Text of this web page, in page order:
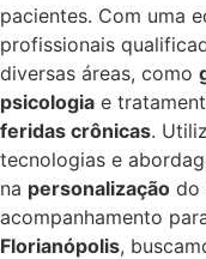
pacientes. Com uma
profissionais
diversas áreas, como
psicologia e
feridas crônicas.
tecnologias e
na personalização do
acompanhamento
Florianópolis,